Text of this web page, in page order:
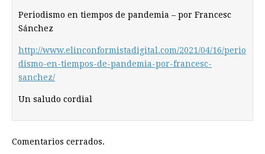
Periodismo en tiempos de pandemia – por Francesc
Sánchez
http://www.elinconformistadigital.com/2021/04/16/perio
dismo-en-tiempos-de-pandemia-por-francesc-
sanchez/
Un saludo cordial
Comentarios cerrados.